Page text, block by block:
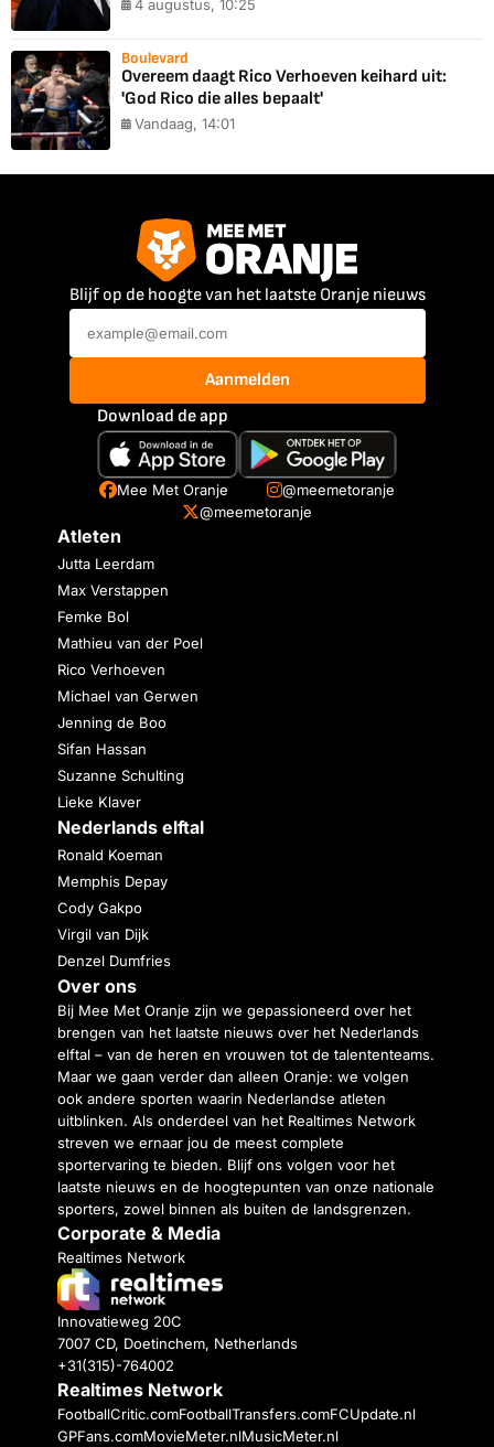
4 augustus, 10:25
Boulevard
Overeem daagt Rico Verhoeven keihard uit:
'God Rico die alles bepaalt'
Vandaag, 14:01
Blijf op de hoogte van het laatste Oranje nieuws
Aanmelden
Download de app
Mee Met Oranje
@meemetoranje
@meemetoranje
Atleten
Jutta Leerdam
Max Verstappen
Femke Bol
Mathieu van der Poel
Rico Verhoeven
Michael van Gerwen
Jenning de Boo
Sifan Hassan
Suzanne Schulting
Lieke Klaver
Nederlands elftal
Ronald Koeman
Memphis Depay
Cody Gakpo
Virgil van Dijk
Denzel Dumfries
Over ons
Bij Mee Met Oranje zijn we gepassioneerd over het
brengen van het laatste nieuws over het Nederlands
elftal – van de heren en vrouwen tot de talententeams.
Maar we gaan verder dan alleen Oranje: we volgen
ook andere sporten waarin Nederlandse atleten
uitblinken. Als onderdeel van het Realtimes Network
streven we ernaar jou de meest complete
sportervaring te bieden. Blijf ons volgen voor het
laatste nieuws en de hoogtepunten van onze nationale
sporters, zowel binnen als buiten de landsgrenzen.
Corporate & Media
Realtimes Network
Innovatieweg 20C
7007 CD, Doetinchem, Netherlands
+31(315)-764002
Realtimes Network
FootballCritic.comFootballTransfers.comFCUpdate.nl
GPFans.comMovieMeter.nlMusicMeter.nl